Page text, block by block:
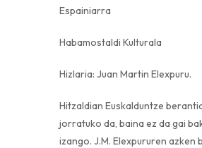
Espainiarra
Habamostaldi Kulturala
Hizlaria: Juan Martin Elexpuru.
Hitzaldian Euskalduntze
jorratuko da, baina ez da gai
izango. J.M. Elexpururen azken